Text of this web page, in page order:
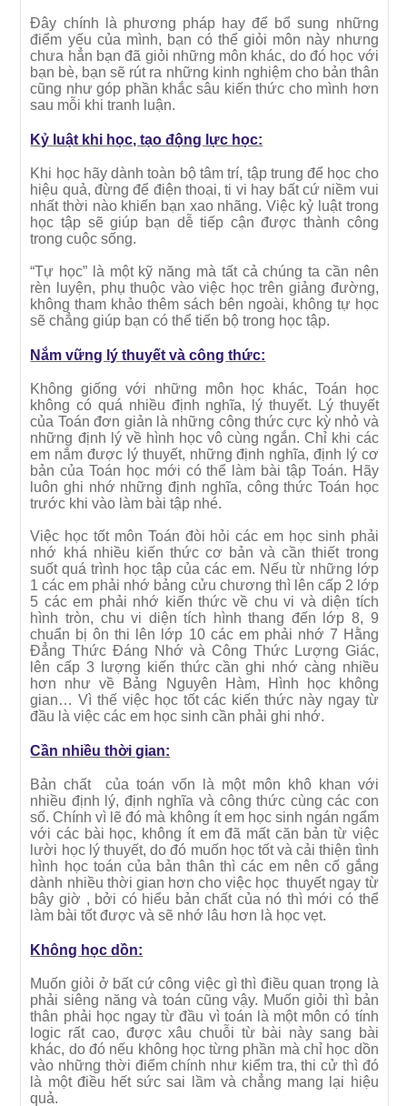
Đây chính là phương pháp hay để bổ sung những
điểm yếu của mình, bạn có thể giỏi môn này nhưng
chưa hẳn bạn đã giỏi những môn khác, do đó học với
bạn bè, bạn sẽ rút ra những kinh nghiệm cho bản thân
cũng như góp phần khắc sâu kiến thức cho mình hơn
sau mỗi khi tranh luận.
Kỷ luật khi học, tạo động lực học:
Khi học hãy dành toàn bộ tâm trí, tập trung để học cho
hiệu quả, đừng để điện thoại, ti vi hay bất cứ niềm vui
nhất thời nào khiến bạn xao nhãng. Việc kỷ luật trong
học tập sẽ giúp bạn dễ tiếp cận được thành công
trong cuộc sống.
“Tự học” là một kỹ năng mà tất cả chúng ta cần nên
rèn luyện, phụ thuộc vào việc học trên giảng đường,
không tham khảo thêm sách bên ngoài, không tự học
sẽ chẳng giúp bạn có thể tiến bộ trong học tập.
Nắm vững lý thuyết và công thức:
Không giống với những môn học khác, Toán học
không có quá nhiều định nghĩa, lý thuyết. Lý thuyết
của Toán đơn giản là những công thức cực kỳ nhỏ và
những định lý về hình học vô cùng ngắn. Chỉ khi các
em nắm được lý thuyết, những định nghĩa, định lý cơ
bản của Toán học mới có thể làm bài tập Toán. Hãy
luôn ghi nhớ những định nghĩa, công thức Toán học
trước khi vào làm bài tập nhé.
Việc học tốt môn Toán đòi hỏi các em học sinh phải
nhớ khá nhiều kiến thức cơ bản và cần thiết trong
suốt quá trình học tập của các em. Nếu từ những lớp
1 các em phải nhớ bảng cửu chương thì lên cấp 2 lớp
5 các em phải nhớ kiến thức về chu vi và diện tích
hình tròn, chu vi diện tích hình thang đến lớp 8, 9
chuẩn bị ôn thi lên lớp 10 các em phải nhớ 7 Hằng
Đẳng Thức Đáng Nhớ và Công Thức Lượng Giác,
lên cấp 3 lượng kiến thức cần ghi nhớ càng nhiều
hơn như về Bảng Nguyên Hàm, Hình học không
gian… Vì thế việc học tốt các kiến thức này ngay từ
đầu là việc các em học sinh cần phải ghi nhớ.
Cần nhiều thời gian:
Bản chất của toán vốn là một môn khô khan với
nhiều định lý, định nghĩa và công thức cùng các con
số. Chính vì lẽ đó mà không ít em học sinh ngán ngẩm
với các bài học, không ít em đã mất căn bản từ việc
lười học lý thuyết, do đó muốn học tốt và cải thiện tình
hình học toán của bản thân thì các em nên cố gắng
dành nhiều thời gian hơn cho việc học thuyết ngay từ
bây giờ , bởi có hiểu bản chất của nó thì mới có thể
làm bài tốt được và sẽ nhớ lâu hơn là học vẹt.
Không học dồn:
Muốn giỏi ở bất cứ công việc gì thì điều quan trọng là
phải siêng năng và toán cũng vậy. Muốn giỏi thì bản
thân phải học ngay từ đầu vì toán là một môn có tính
logic rất cao, được xâu chuỗi từ bài này sang bài
khác, do đó nếu không học từng phần mà chỉ học dồn
vào những thời điểm chính như kiểm tra, thi cử thì đó
là một điều hết sức sai lầm và chẳng mang lại hiệu
quả.